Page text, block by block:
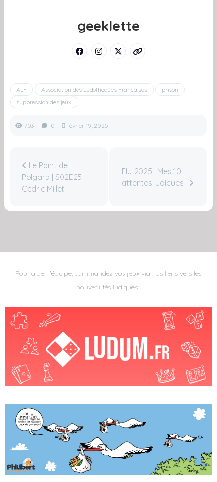
geeklette
ALF Association des Ludothèques Françaises
prison
suppression des jeux
703 0 février 19, 2025
Le Point de
Polgara | S02E25 -
Cédric Millet
FIJ 2025 : Mes 10
attentes ludiques !
Pour aider l'équipe, commandez vos jeux via nos liens vers les
nouveautés ludiques :